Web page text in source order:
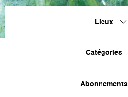
Lieux
Catégories
Abonnements